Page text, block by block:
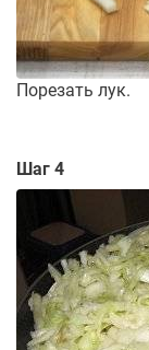
Порезать лук.
Шаг 4